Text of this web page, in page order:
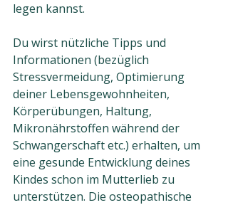
legen kannst.
Du wirst nützliche Tipps und
Informationen (bezüglich
Stressvermeidung, Optimierung
deiner Lebensgewohnheiten,
Körperübungen, Haltung,
Mikronährstoffen während der
Schwangerschaft etc.) erhalten, um
eine gesunde Entwicklung deines
Kindes schon im Mutterlieb zu
unterstützen. Die osteopathische